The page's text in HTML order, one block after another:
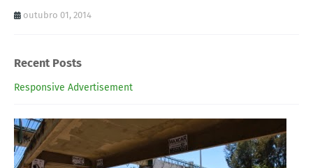
outubro 01, 2014
Recent Posts
Responsive Advertisement